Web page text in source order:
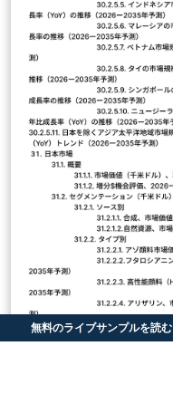
無料のライブサンプルを読む